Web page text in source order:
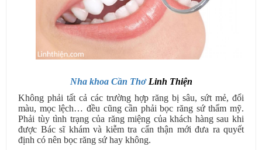
Nha khoa Cần Thơ Linh Thiện
Không phải tất cả các trường hợp răng bị sâu, sứt mẻ, đổi
màu, mọc lệch… đều cũng cần phải bọc răng sứ thẩm mỹ.
Phải tùy tình trạng của răng miệng của khách hàng sau khi
được Bác sĩ khám và kiễm tra cẩn thận mới đưa ra quyết
định có nên bọc răng sứ hay không.